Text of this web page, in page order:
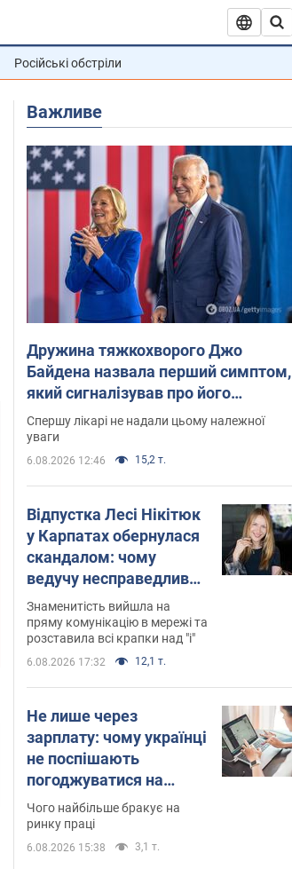
Російські обстріли
Важливе
Дружина тяжкохворого Джо
Байдена назвала перший симптом,
який сигналізував про його
"агресивний" рак
Спершу лікарі не надали цьому належної
уваги
6.08.2026 12:46 15,2 т.
Відпустка Лесі Нікітюк
у Карпатах обернулася
скандалом: чому
ведучу несправедливо
захейтили
Знаменитість вийшла на
пряму комунікацію в мережі та
розставила всі крапки над "і"
6.08.2026 17:32 12,1 т.
Не лише через
зарплату: чому українці
не поспішають
погоджуватися на
вакансії
Чого найбільше бракує на
ринку праці
6.08.2026 15:38 3,1 т.